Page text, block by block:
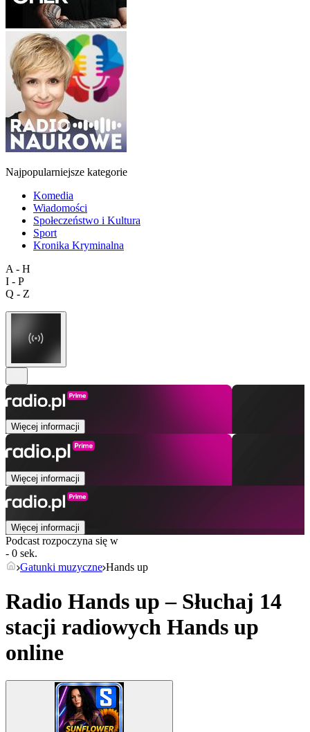
Najpopularniejsze kategorie
Komedia
Wiadomości
Społeczeństwo i Kultura
Sport
Kronika Kryminalna
A - H
I - P
Q - Z
Więcej informacji
Więcej informacji
Więcej informacji
Podcast rozpoczyna się w
- 0 sek.
Gatunki muzyczne Hands up
Radio Hands up – Słuchaj 14
stacji radiowych Hands up
online